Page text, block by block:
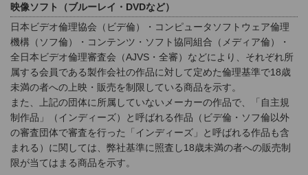
映像ソフト（ブルーレイ・DVDなど）
日本ビデオ倫理協会（ビデ倫）・コンピュータソフトウェア倫理
機構（ソフ倫）・コンテンツ・ソフト協同組合（メディア倫）・
全日本ビデオ倫理審査会（AJVS・全審）などにより、それぞれ所
属する会員である製作会社の作品に対して定めた倫理基準で18歳
未満の者への上映・販売を制限している商品を示す。
また、上記の団体に所属していないメーカーの作品で、「自主規
制作品」（インディーズ）と呼ばれる作品（ビデ倫・ソフ倫以外
の審査団体で審査を行った「インディーズ」と呼ばれる作品も含
まれる）に関しては、弊社基準に照査し18歳未満の者への販売制
限が当てはまる商品を示す。